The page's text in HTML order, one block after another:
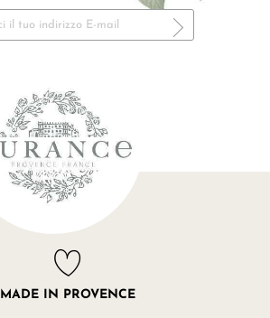
MADE IN PROVENCE